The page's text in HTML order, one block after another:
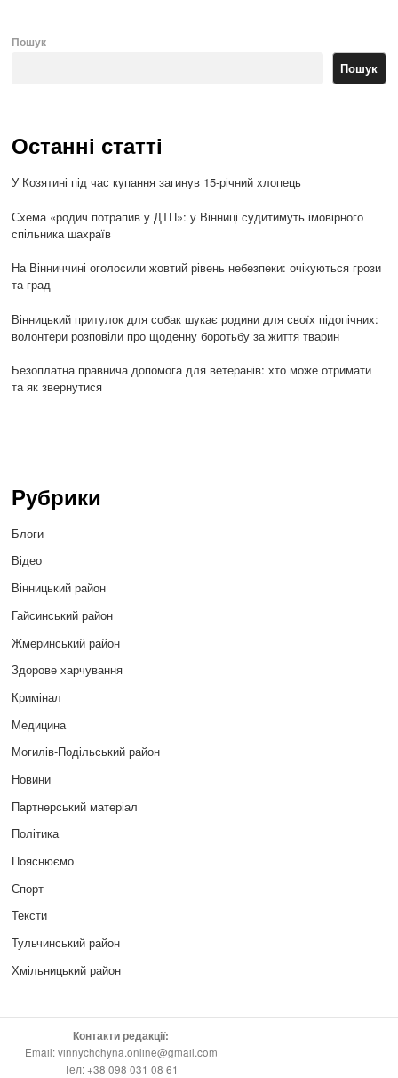
Пошук
Пошук
Останні статті
У Козятині під час купання загинув 15-річний хлопець
Схема «родич потрапив у ДТП»: у Вінниці судитимуть імовірного
спільника шахраїв
На Вінниччині оголосили жовтий рівень небезпеки: очікуються грози
та град
Вінницький притулок для собак шукає родини для своїх підопічних:
волонтери розповіли про щоденну боротьбу за життя тварин
Безоплатна правнича допомога для ветеранів: хто може отримати
та як звернутися
Рубрики
Блоги
Відео
Вінницький район
Гайсинський район
Жмеринський район
Здорове харчування
Кримінал
Медицина
Могилів-Подільський район
Новини
Партнерський матеріал
Політика
Пояснюємо
Спорт
Тексти
Тульчинський район
Хмільницький район
Контакти редакції:
Email: vinnychchyna.online@gmail.com
Тел: +38 098 031 08 61